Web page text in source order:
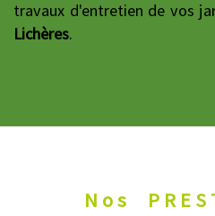
travaux d'entretien de vos
Lichères.
Nos